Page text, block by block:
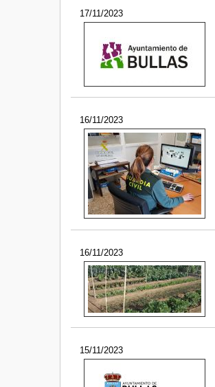
17/11/2023
16/11/2023
16/11/2023
15/11/2023